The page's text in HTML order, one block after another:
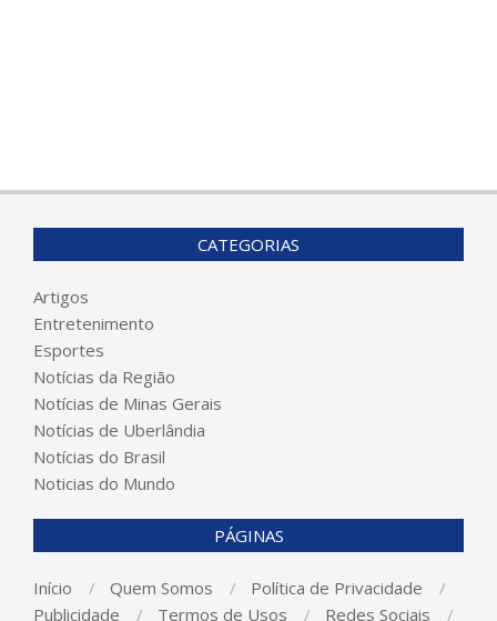
CATEGORIAS
Artigos
Entretenimento
Esportes
Notícias da Região
Notícias de Minas Gerais
Notícias de Uberlândia
Notícias do Brasil
Noticias do Mundo
PÁGINAS
Início Quem Somos
Política de Privacidade
Publicidade
Termos de Usos Redes Sociais